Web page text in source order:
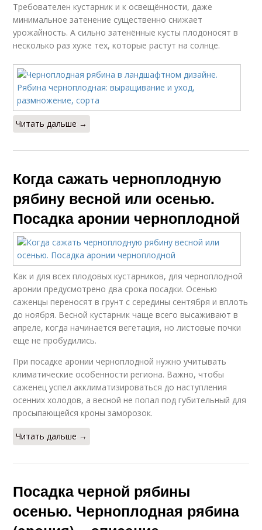
Требователен кустарник и к освещённости, даже
минимальное затенение существенно снижает
урожайность. А сильно затенённые кусты плодоносят в
несколько раз хуже тех, которые растут на солнце.
Читать дальше →
Когда сажать черноплодную
рябину весной или осенью.
Посадка аронии черноплодной
Как и для всех плодовых кустарников, для черноплодной
аронии предусмотрено два срока посадки. Осенью
саженцы переносят в грунт с середины сентября и вплоть
до ноября. Весной кустарник чаще всего высаживают в
апреле, когда начинается вегетация, но листовые почки
еще не пробудились.
При посадке аронии черноплодной нужно учитывать
климатические особенности региона. Важно, чтобы
саженец успел акклиматизироваться до наступления
осенних холодов, а весной не попал под губительный для
просыпающейся кроны заморозок.
Читать дальше →
Посадка черной рябины
осенью. Черноплодная рябина